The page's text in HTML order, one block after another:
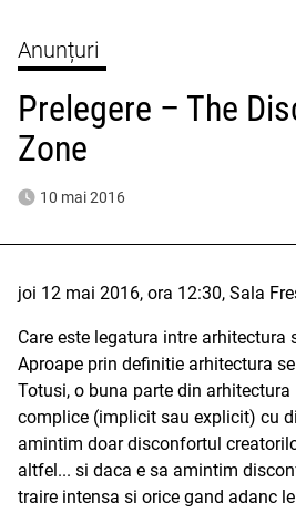
Anunțuri
Prelegere – The
Zone
10 mai 2016
joi 12 mai 2016, ora 12:30, Sala
Care este legatura intre arhitectura
Aproape prin definitie arhitectura
Totusi, o buna parte din
complice (implicit sau explicit) cu
amintim doar disconfortul
altfel... si daca e sa amintim
traire intensa si orice gand adanc